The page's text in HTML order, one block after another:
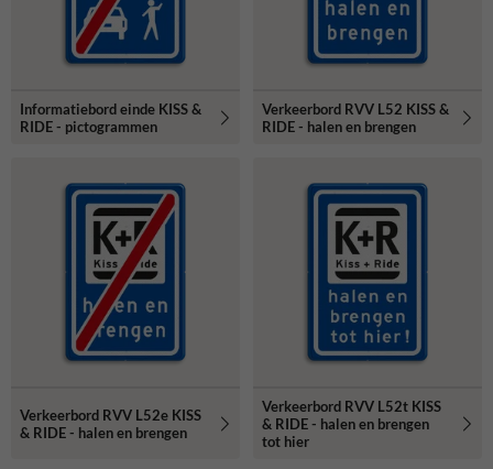
Informatiebord einde KISS &
RIDE - pictogrammen
Verkeerbord RVV L52 KISS &
RIDE - halen en brengen
Verkeerbord RVV L52e KISS
& RIDE - halen en brengen
Verkeerbord RVV L52t KISS
& RIDE - halen en brengen
tot hier